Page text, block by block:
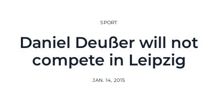
SPORT
Daniel Deußer will not
compete in Leipzig
JAN. 14, 2015